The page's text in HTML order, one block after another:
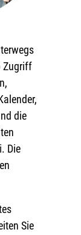
Zugriff
die
Die
Sie